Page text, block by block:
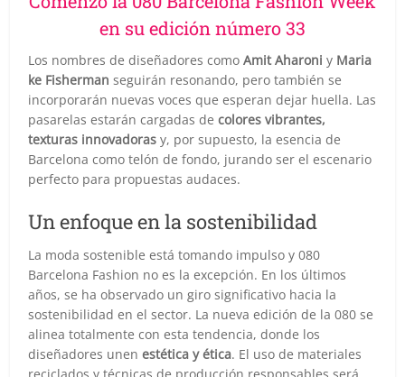
en su edición número 33
Los nombres de diseñadores comoAmit Aharoni y Maria
ke Fisherman seguirán resonando, pero también se
incorporarán nuevas voces que esperan dejar huella. Las
pasarelas estarán cargadas decolores vibrantes,
texturas innovadoras y, por supuesto, la esencia de
Barcelona como telón de fondo, jurando ser el escenario
perfecto para propuestas audaces.
Un enfoque en la sostenibilidad
La moda sostenible está tomando impulso y 080
Barcelona Fashion no es la excepción. En los últimos
años, se ha observado un giro significativo hacia la
sostenibilidad en el sector. La nueva edición de la 080 se
alinea totalmente con esta tendencia, donde los
diseñadores unenestética y ética. El uso de materiales